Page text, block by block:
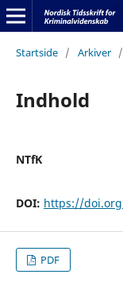
Startside / Arkiver /
Indhold
NTfK
DOI: https://
PDF